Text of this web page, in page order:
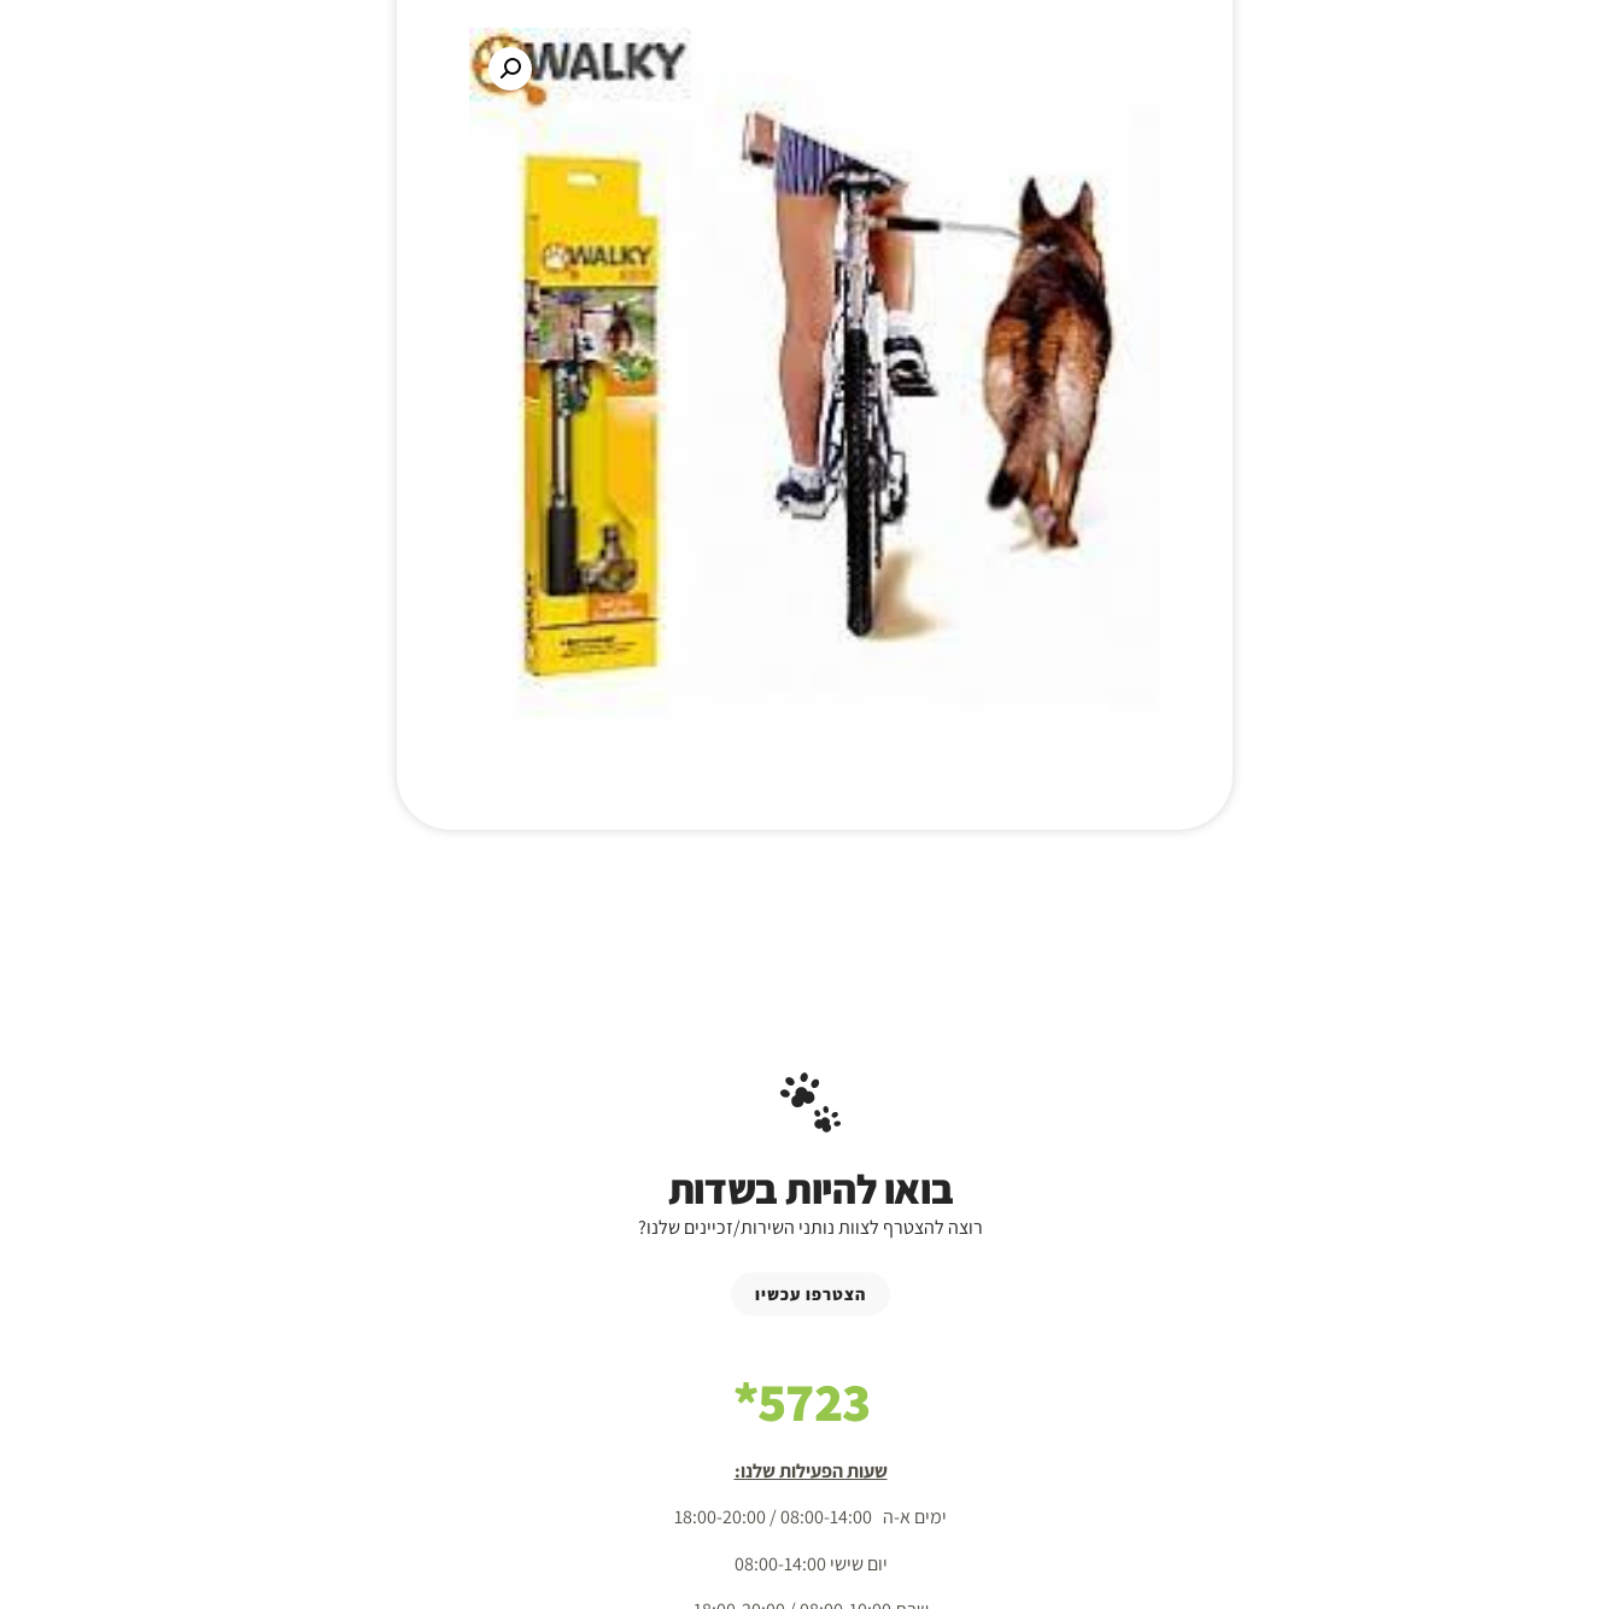
בואו להיות בשדות
רוצה להצטרף לצוות נותני השירות/זכיינים שלנו?
הצטרפו עכשיו
5723*
שעות הפעילות שלנו:
ימים א-ה 08:00-14:00 / 18:00-20:00
יום שישי 08:00-14:00